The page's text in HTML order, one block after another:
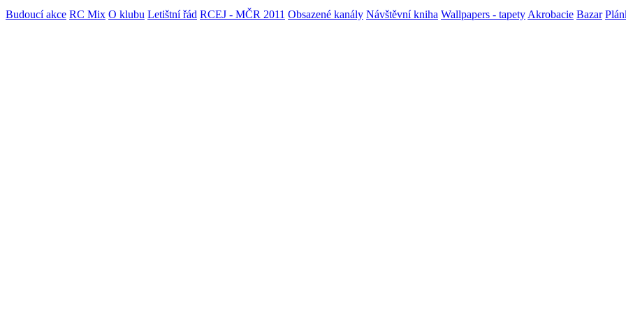
Budoucí akce RC Mix O klubu Letištní řád RCEJ - MČR 2011 Obsazené kanály Návštěvní kniha Wallpapers - tapety Akrobacie Bazar